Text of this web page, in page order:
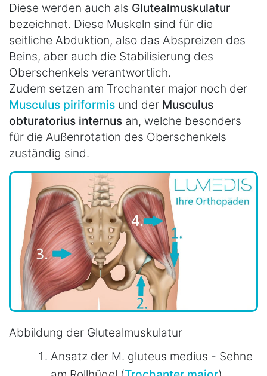
Diese werden auch als Glutealmuskulatur
bezeichnet. Diese Muskeln sind für die
seitliche Abduktion, also das Abspreizen des
Beins, aber auch die Stabilisierung des
Oberschenkels verantwortlich.
Zudem setzen am Trochanter major noch der
Musculus piriformis und der Musculus
obturatorius internus an, welche besonders
für die Außenrotation des Oberschenkels
zuständig sind.
Abbildung der Glutealmuskulatur
Ansatz der M. gluteus medius - Sehne